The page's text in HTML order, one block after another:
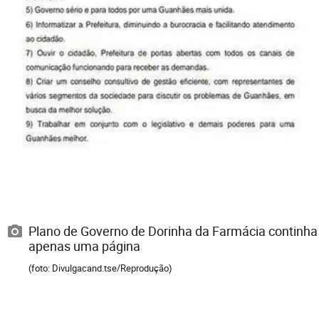
Plano de Governo de Dorinha da Farmácia continha
apenas uma página
(foto: Divulgacand.tse/Reprodução)